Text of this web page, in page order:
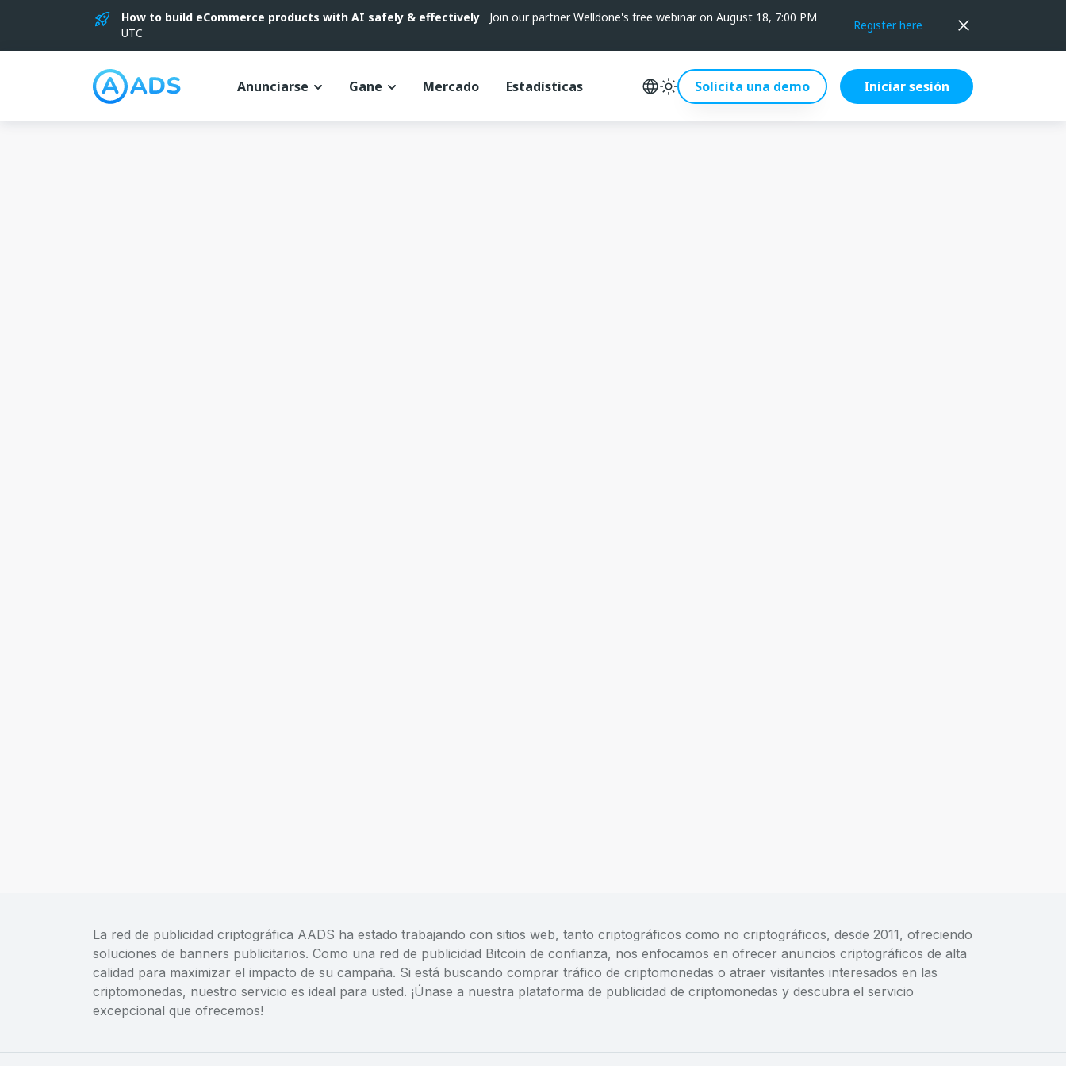
How to build eCommerce products with AI safely & effectively
Join our partner Welldone's free webinar on August 18, 7:00 PM
UTC
Register here
Anunciarse Gane Mercado Estadísticas Solicita una demo Iniciar sesión
La red de publicidad criptográfica AADS ha estado trabajando con sitios web, tanto criptográficos como no criptográficos, desde 2011, ofreciendo
soluciones de banners publicitarios. Como una red de publicidad Bitcoin de confianza, nos enfocamos en ofrecer anuncios criptográficos de alta
calidad para maximizar el impacto de su campaña. Si está buscando comprar tráfico de criptomonedas o atraer visitantes interesados en las
criptomonedas, nuestro servicio es ideal para usted. ¡Únase a nuestra plataforma de publicidad de criptomonedas y descubra el servicio
excepcional que ofrecemos!